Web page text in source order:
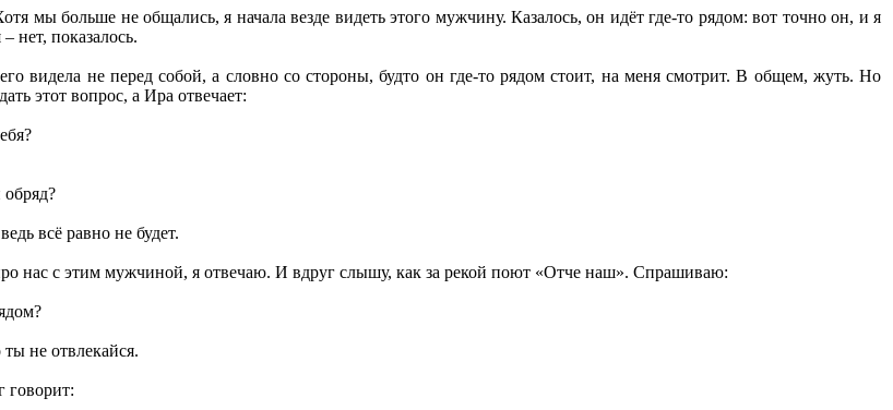
мы больше не общались, я начала везде видеть этого мужчину. Казалось, он идёт где-то рядом: вот точно он, и я
нет, показалось.
видела не перед собой, а словно со стороны, будто он где-то рядом стоит, на меня смотрит. В общем, жуть. Но
этот вопрос, а Ира отвечает:
всё равно не будет.
нас с этим мужчиной, я отвечаю. И вдруг слышу, как за рекой поют «Отче наш». Спрашиваю:
не отвлекайся.
говорит: